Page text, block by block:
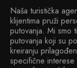
Naša turistička
klijentima pruži
putovanja. Mi smo
putovanja koji su
kreiranju
specifične